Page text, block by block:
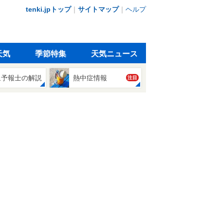
tenki.jpトップ｜ サイトマップ｜ ヘルプ
気 季節特集 天気ニュース
報士の解説 熱中症情報 注目